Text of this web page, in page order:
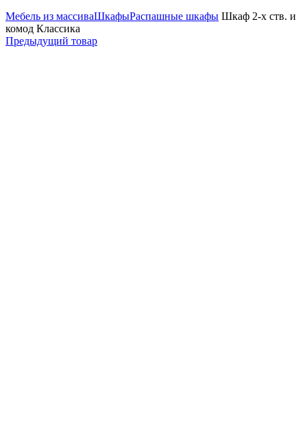
Мебель из массиваШкафыРаспашные шкафы Шкаф 2-х ств. и
комод Классика
Предыдущий товар